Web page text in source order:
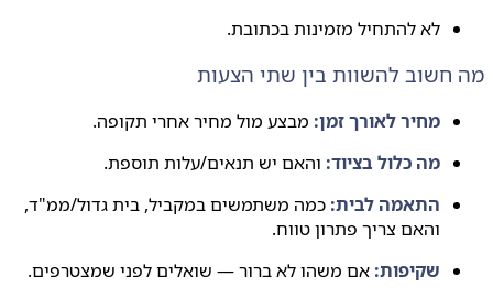
לא להתחיל מזמינות בכתובת.
להשוות בין שתי הצעות
מחיר לאורך זמן:מבצע מול מחיר אחרי תקופה.
מה כלול בציוד:והאם יש תנאים/עלות תוספת.
התאמה לבית:כמה משתמשים במקביל, בית גדול/ממ"ד,
והאם צריך פתרון טווח.
שקיפות:אם משהו לא ברור — שואלים לפני שמצטרפים.